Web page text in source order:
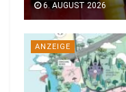
6. AUGUST 2026
ANZEIGE